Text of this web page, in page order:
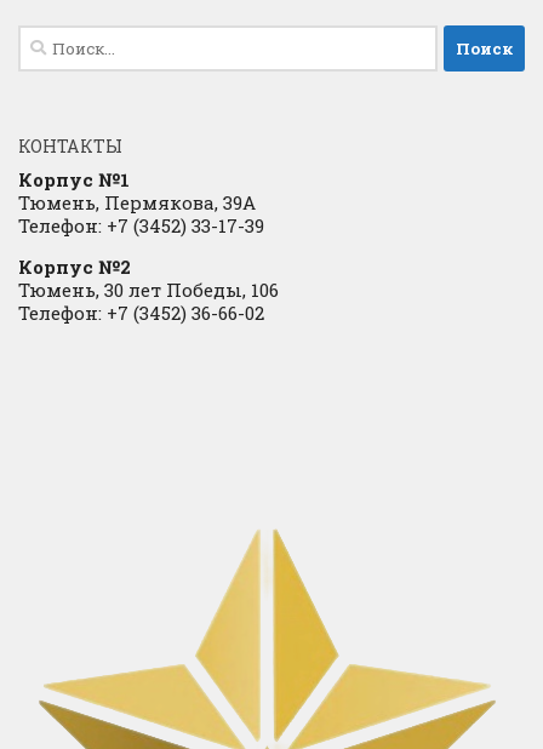
Найти:
КОНТАКТЫ
Корпус №1
Тюмень, Пермякова, 39А
Телефон: +7 (3452) 33-17-39
Корпус №2
Тюмень, 30 лет Победы, 106
Телефон: +7 (3452) 36-66-02